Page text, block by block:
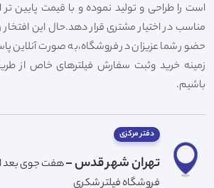
است را طراحی و تولید نموده و با قیمت پایین
مناسب در اختیار مشتری قرار دهد.حال این افتخار
حضور شما عزیزان در فروشگاه،به صورت آنلاین
زمینه خرید وثبت سفارش فیلترهای خاص از
باشیم.
دفتر مرکزی
تهران شهر قدس -هفت جوی بعد
فروشگاه فیلتر شکری